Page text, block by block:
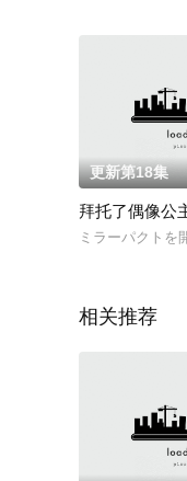
更新第18集
拜托了偶像公
ミラーパクトを
相关推荐